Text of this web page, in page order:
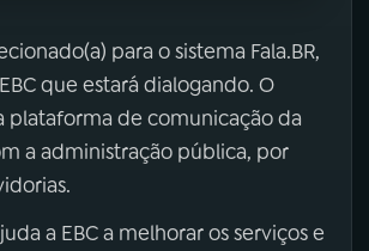
para o sistema Fala.BR,
que estará dialogando. O
plataforma de comunicação da
a administração pública, por
a EBC a melhorar os serviços e